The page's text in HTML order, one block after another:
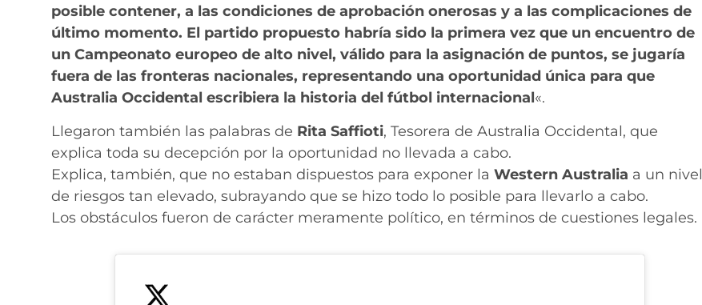
posible contener, a las condiciones de aprobación onerosas y a las complicaciones de
último momento. El partido propuesto habría sido la primera vez que un encuentro de
un Campeonato europeo de alto nivel, válido para la asignación de puntos, se jugaría
fuera de las fronteras nacionales, representando una oportunidad única para que
Australia Occidental escribiera la historia del fútbol internacional«.
Llegaron también las palabras de Rita Saffioti, Tesorera de Australia Occidental, que
explica toda su decepción por la oportunidad no llevada a cabo.
Explica, también, que no estaban dispuestos para exponer la Western Australia a un nivel
de riesgos tan elevado, subrayando que se hizo todo lo posible para llevarlo a cabo.
Los obstáculos fueron de carácter meramente político, en términos de cuestiones legales.